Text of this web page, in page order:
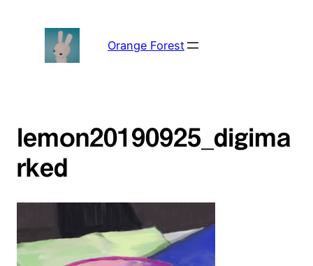
Orange Forest
lemon20190925_digima
rked